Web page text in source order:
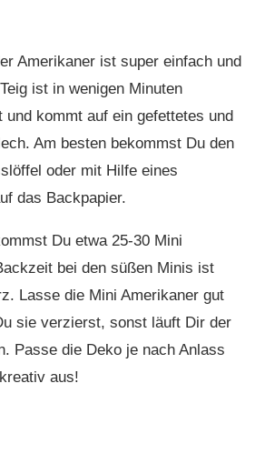
Amerikaner ist super einfach und
ist in wenigen Minuten
und kommt auf ein gefettetes und
Am besten bekommst Du den
oder mit Hilfe eines
das Backpapier.
Du etwa 25-30 Mini
bei den süßen Minis ist
Lasse die Mini Amerikaner gut
sie verzierst, sonst läuft Dir der
Passe die Deko je nach Anlass
aus!